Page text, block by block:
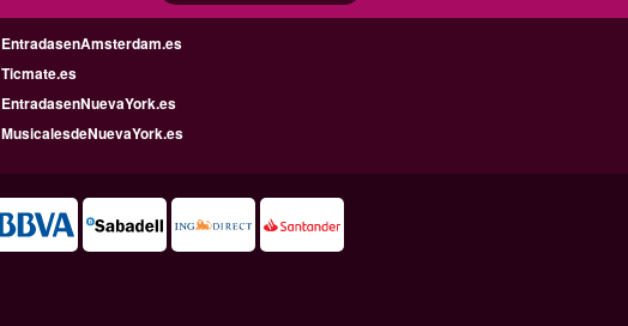
EntradasenAmsterdam.es
Ticmate.es
EntradasenNuevaYork.es
MusicalesdeNuevaYork.es